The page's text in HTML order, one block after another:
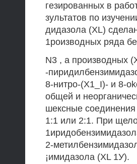
гезированных в
зультатов по
дидазола (XL)
1роизводных ряда
N3 , а производных
-
8-нитро-(Х1_I)- и 8-
общей и
шексные
1:1 или 2:1. При
2-
¡имидазола (XL 1У).